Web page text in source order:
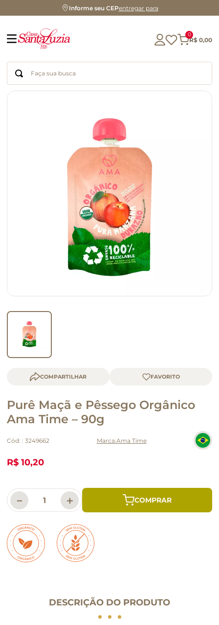
Informe seu CEPentregar para
0
R$ 0,00
Faça sua busca
COMPARTILHAR
Purê Maçã e Pêssego Orgânico
Ama Time – 90g
Cód: : 3249662 Ama Time
R$ 10,20
＋
－
DESCRIÇÃO DO PRODUTO